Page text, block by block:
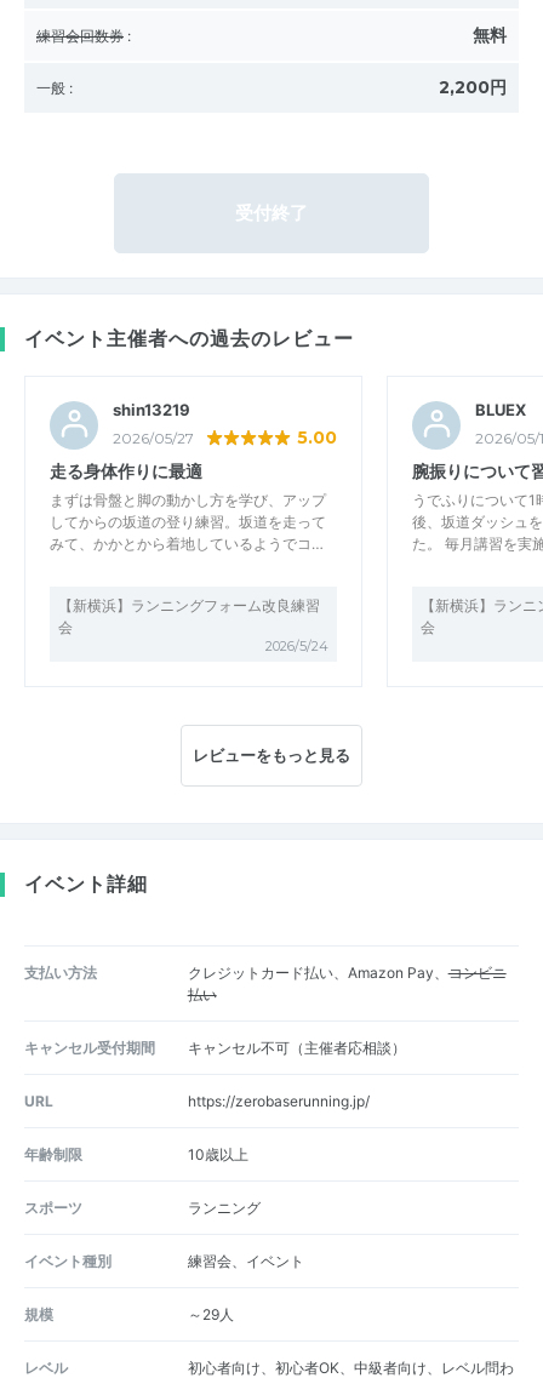
練習会回数券 : 無料
一般 : 2,200円
受付終了
イベント主催者への過去のレビュー
shin13219
2026/05/27 5.00
走る身体作りに最適
まずは骨盤と脚の動かし方を学び、アップ
してからの坂道の登り練習。坂道を走って
みて、かかとから着地しているようでコ…
【新横浜】ランニングフォーム改良練習
会
2026/5/24
BLUEX
2026/05/
腕振りについて
うでふりについて1
後、坂道ダッシュ
た。 毎月講習を実
【新横浜】ラン
会
レビューをもっと見る
イベント詳細
支払い方法 クレジットカード払い、Amazon Pay、コンビニ
払い
キャンセル受付期間 キャンセル不可（主催者応相談）
URL https://zerobaserunning.jp/
年齢制限 10歳以上
スポーツ ランニング
イベント種別 練習会、イベント
規模 ～29人
レベル
初心者向け、初心者OK、中級者向け、レベル問わ